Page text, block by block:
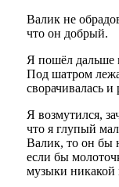
Валик не
что он добрый.
Я пошёл дальше
Под шатром
сворачивалась и
Я возмутился,
что я глупый
Валик, то он бы
если бы
музыки